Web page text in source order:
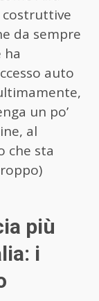
costruttive
da sempre
ha
auto
un po’
al
che sta
più
i